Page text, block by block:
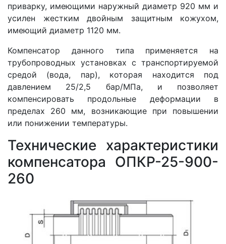
приварку, имеющими наружный диаметр 920 мм и
усилен жестким двойным защитным кожухом,
имеющий диаметр 1120 мм.
Компенсатор данного типа применяется на
трубопроводных установках с транспортируемой
средой (вода, пар), которая находится под
давлением 25/2,5 бар/МПа, и позволяет
компенсировать продольные деформации в
пределах 260 мм, возникающие при повышении
или понижении температуры.
Технические характеристики
компенсатора ОПКР-25-900-
260